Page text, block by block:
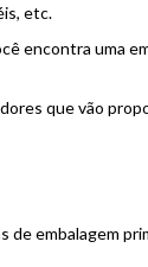
etc.
encontra uma
que vão
de embalagem